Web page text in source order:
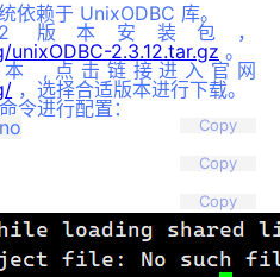
依赖于 UnixODBC 库。
版本安装包，
2.3.12.tar.gz 。
,点击链接进入官网
，选择合适版本进行下载。
令进行配置：
Copy
Copy
Copy